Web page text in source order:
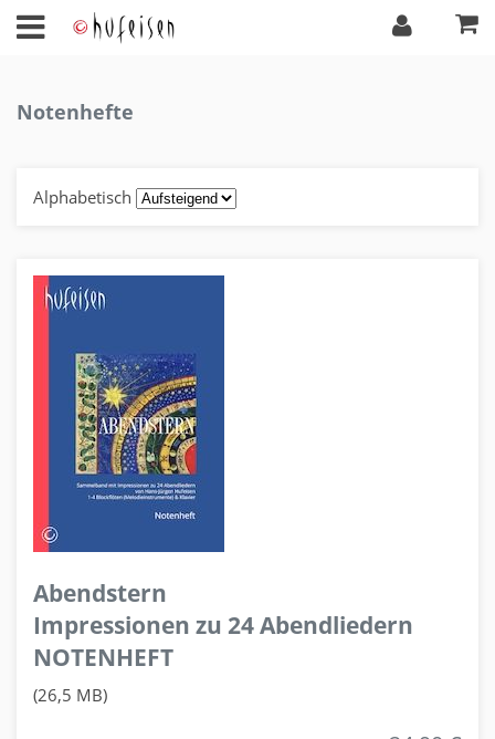
Notenhefte
Alphabetisch
Abendstern
Impressionen zu 24 Abendliedern
NOTENHEFT
(26,5 MB)